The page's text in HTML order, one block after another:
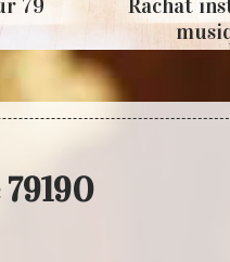
79
Rachat